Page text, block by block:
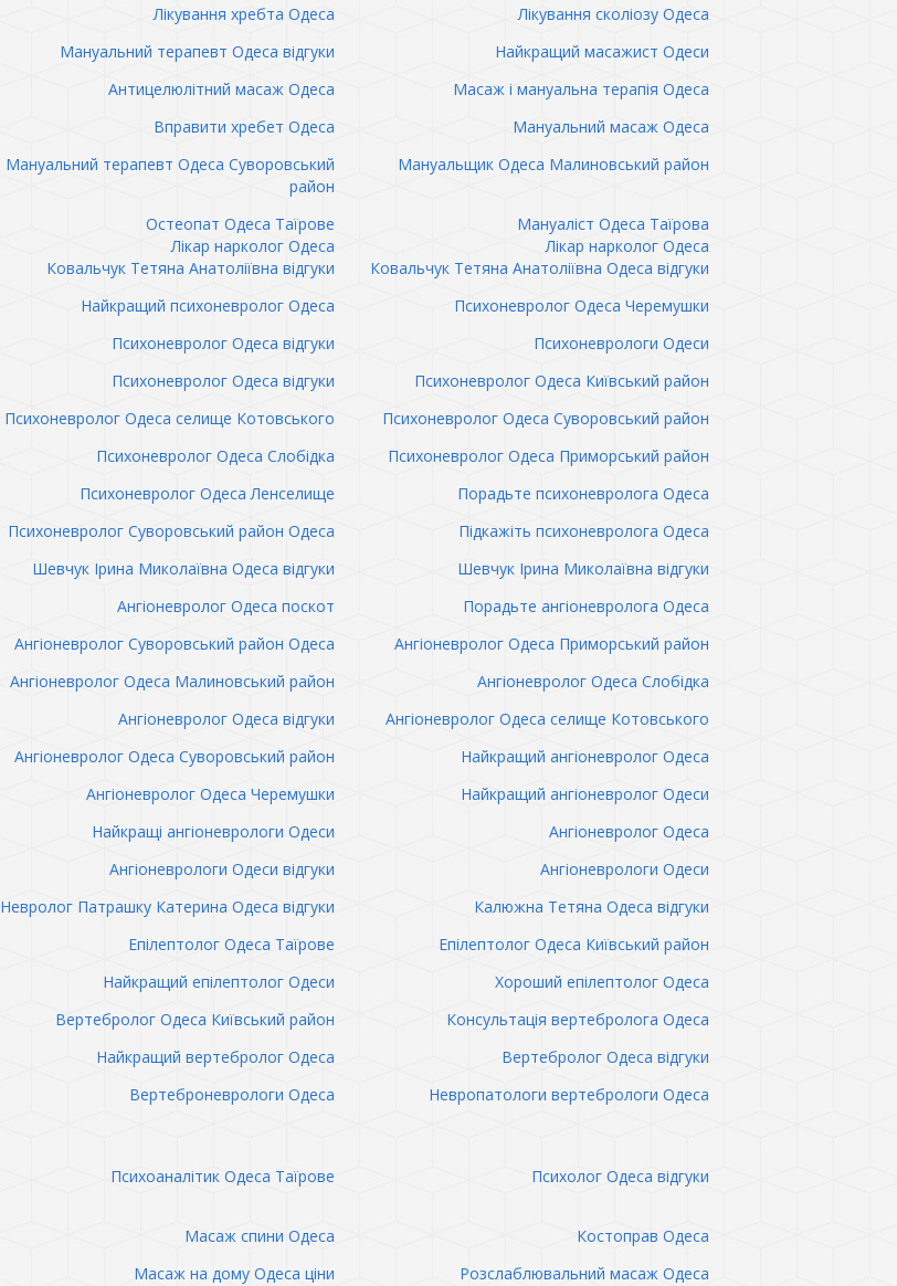
Лікування хребта Одеса
Лікування сколіозу Одеса
Мануальний терапевт Одеса відгуки
Найкращий масажист Одеси
Антицелюлітний масаж Одеса
Масаж і мануальна терапія Одеса
Вправити хребет Одеса
Мануальний масаж Одеса
Мануальний терапевт Одеса Суворовський
район
Мануальщик Одеса Малиновський район
Остеопат Одеса Таїрове
Мануаліст Одеса Таїрова
Лікар нарколог Одеса
Лікар нарколог Одеса
Ковальчук Тетяна Анатоліївна відгуки
Ковальчук Тетяна Анатоліївна Одеса відгуки
Найкращий психоневролог Одеса
Психоневролог Одеса Черемушки
Психоневролог Одеса відгуки
Психоневрологи Одеси
Психоневролог Одеса відгуки
Психоневролог Одеса Київський район
Психоневролог Одеса селище Котовського
Психоневролог Одеса Суворовський район
Психоневролог Одеса Слобідка
Психоневролог Одеса Приморський район
Психоневролог Одеса Ленселище
Порадьте психоневролога Одеса
Психоневролог Суворовський район Одеса
Підкажіть психоневролога Одеса
Шевчук Ірина Миколаївна Одеса відгуки
Шевчук Ірина Миколаївна відгуки
Ангіоневролог Одеса поскот
Порадьте ангіоневролога Одеса
Ангіоневролог Суворовський район Одеса
Ангіоневролог Одеса Приморський район
Ангіоневролог Одеса Малиновський район
Ангіоневролог Одеса Слобідка
Ангіоневролог Одеса відгуки
Ангіоневролог Одеса селище Котовського
Ангіоневролог Одеса Суворовський район
Найкращий ангіоневролог Одеса
Ангіоневролог Одеса Черемушки
Найкращий ангіоневролог Одеси
Найкращі ангіоневрологи Одеси
Ангіоневролог Одеса
Ангіоневрологи Одеси відгуки
Ангіоневрологи Одеси
Невролог Патрашку Катерина Одеса відгуки
Калюжна Тетяна Одеса відгуки
Епілептолог Одеса Таїрове
Епілептолог Одеса Київський район
Найкращий епілептолог Одеси
Хороший епілептолог Одеса
Вертебролог Одеса Київський район
Консультація вертебролога Одеса
Найкращий вертебролог Одеса
Вертебролог Одеса відгуки
Вертеброневрологи Одеса
Невропатологи вертебрологи Одеса
Психоаналітик Одеса Таїрове
Психолог Одеса відгуки
Масаж спини Одеса
Костоправ Одеса
Масаж на дому Одеса ціни Розслаблювальний масаж Одеса